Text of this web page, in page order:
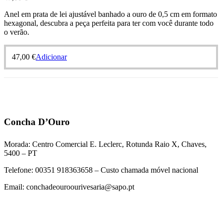
Anel em prata de lei ajustável banhado a ouro de 0,5 cm em formato
hexagonal, descubra a peça perfeita para ter com você durante todo
o verão.
47,00 €Adicionar
Concha D’Ouro
Morada: Centro Comercial E. Leclerc, Rotunda Raio X, Chaves,
5400 – PT
Telefone: 00351 918363658 – Custo chamada móvel nacional
Email: conchadeouroourivesaria@sapo.pt